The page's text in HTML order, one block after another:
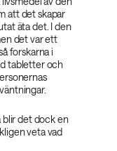
att det skapar
äta det. I den
det var ett
forskarna i
tabletter och
blir det dock en
veta vad